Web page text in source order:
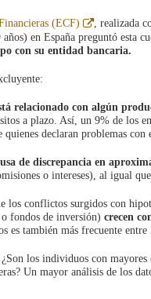
(ECF)
Abre
en
ventana
nueva
, realizada
en España preguntó esta
con su entidad bancaria.
relacionado con algún
a plazo. Así, un 9% de los
declaran problemas con
de discrepancia en
o intereses), al igual que
los conflictos surgidos con
o fondos de inversión) crecen
es también más frecuente
los individuos con
Un mayor análisis de los